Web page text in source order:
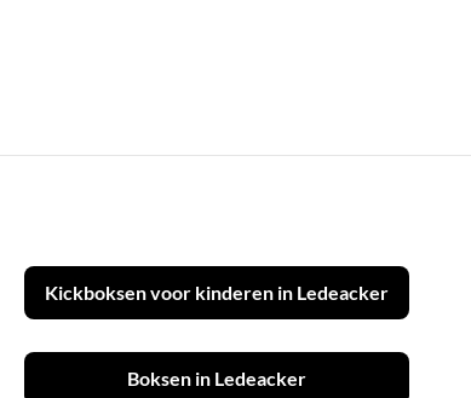
Kickboksen voor kinderen in Ledeacker
Boksen in Ledeacker